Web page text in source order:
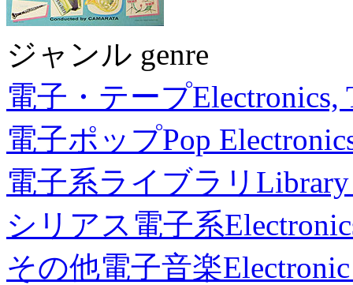
ジャンル genre
電子・テープElectronics,
電子ポップPop
電子系ライブラリ
シリアス電子系
その他電子音楽